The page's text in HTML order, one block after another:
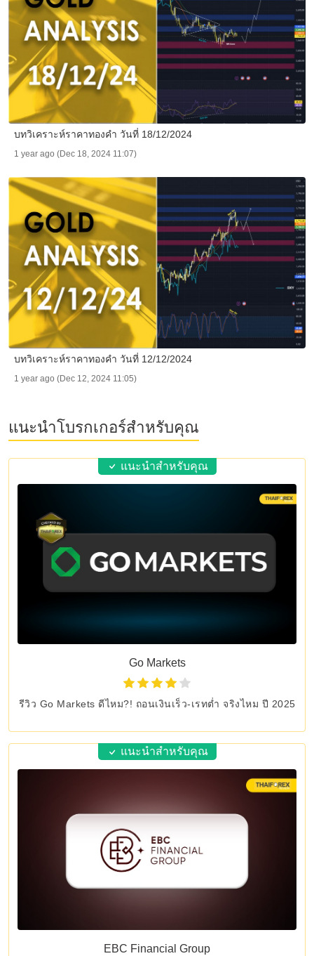
บทวิเคราะห์ราคาทองคำ วันที่ 18/12/2024
1 year ago (Dec 18, 2024 11:07)
บทวิเคราะห์ราคาทองคำ วันที่ 12/12/2024
1 year ago (Dec 12, 2024 11:05)
แนะนำโบรกเกอร์สำหรับคุณ
แนะนำสำหรับคุณ
Go Markets
รีวิว Go Markets ดีไหม?! ถอนเงินเร็ว-เรทต่ำ จริงไหม ปี 2025
แนะนำสำหรับคุณ
EBC Financial Group